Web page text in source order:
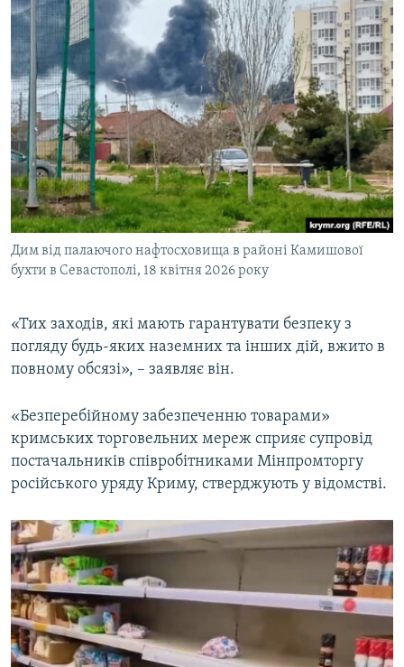
Дим від палаючого нафтосховища в районі Камишової
бухти в Севастополі, 18 квітня 2026 року
«Тих заходів, які мають гарантувати безпеку з
погляду будь-яких наземних та інших дій, вжито в
повному обсязі», – заявляє він.
«Безперебійному забезпеченню товарами»
кримських торговельних мереж сприяє супровід
постачальників співробітниками Мінпромторгу
російського уряду Криму, стверджують у відомстві.